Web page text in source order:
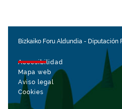
Bizkaiko Foru Aldundia - Diputación
Accesibilidad
Mapa web
Aviso legal
Cookies